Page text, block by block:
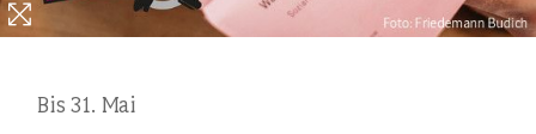
Bis 31. Mai